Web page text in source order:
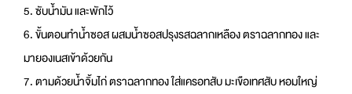
5. ซับน้ำมัน และพักไว้
6. ขั้นตอนทำน้ำซอส ผสมน้ำซอสปรุงรสฉลากเหลือง ตราฉลากทอง และ
มายองเนสเข้าด้วยกัน
7. ตามด้วยน้ำจิ้มไก่ ตราฉลากทอง ใส่แครอทสับ มะเขือเทศสับ หอมใหญ่